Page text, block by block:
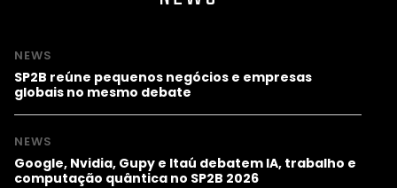
NEWS
SP2B reúne pequenos negócios e empresas
globais no mesmo debate
NEWS
Google, Nvidia, Gupy e Itaú debatem IA, trabalho e
computação quântica no SP2B 2026